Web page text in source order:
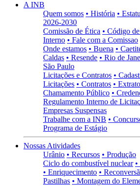
A INB
Quem somos • História •
2026-2030
Comissão de Ética • Código
Interno • Fale com a Comissao
Onde estamos • Buena •
Caldas • Resende • Rio de
São Paulo
Licitações e Contratos •
Licitações • Contratos •
Chamamento Público •
Regulamento Interno de
Empresas Suspensas
Trabalhe com a INB •
Programa de Estágio
Nossas Atividades
Urânio • Recursos • Produção
Ciclo do combustível nuclear
• Enriquecimento •
Pastilhas • Montagem do